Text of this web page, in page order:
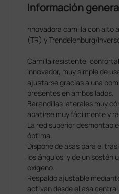
Información
nnovadora camilla con alto
(TR) y Trendelenburg/
Camilla resistente,
innovador, muy simple de
ajustarse gracias a una
presentes en ambos lados.
Barandillas laterales muy
abatirse muy fácilmente y
La red superior
óptima.
Dispone de asas para el
los ángulos, y de un sostén
oxígeno.
Respaldo ajustable
activan desde el asa central.